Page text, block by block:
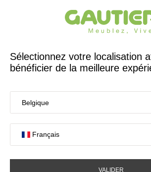
Créateur et fabricant français depuis
Accueil Chaises